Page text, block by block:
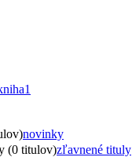
1
novinky
(0 titulov)zľavnené tituly